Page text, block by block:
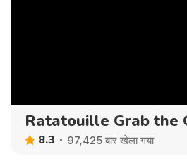
Ratatouille Grab the
8.3 97,425 बार खेला गया